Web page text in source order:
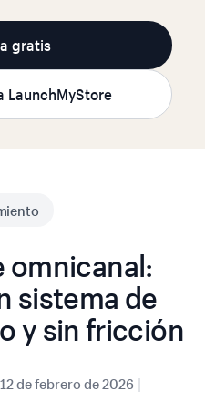
gratis
LaunchMyStore
omnicanal:
sistema de
y sin fricción
12 de febrero de 2026 |